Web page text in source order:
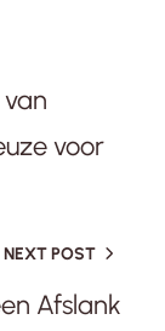
voor
NEXT POST
Afslank